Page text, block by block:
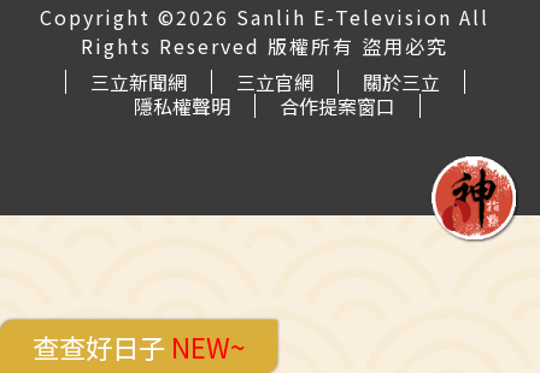
心（小表演廳及小舞台）盛
大登場。本屆藝術節以「穿
越小戲台」為主題，將傳統
戲曲的身段、故事與後場音
Copyright ©2026 Sanlih E-Television All
Rights Reserved 版權所有 盜用必究
三立新聞網
三立官網
關於三立
隱私權聲明
合作提案窗口
查查好日子 NEW~